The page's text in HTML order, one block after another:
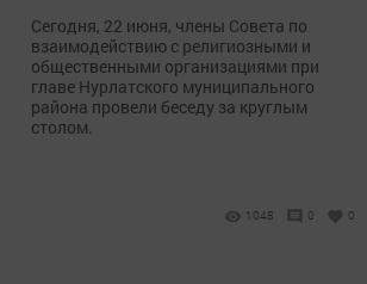
Сегодня, 22 июня, члены Совета по
взаимодействию с религиозными и
общественными организациями при
главе Нурлатского муниципального
района провели беседу за круглым
столом.
1048 0 0